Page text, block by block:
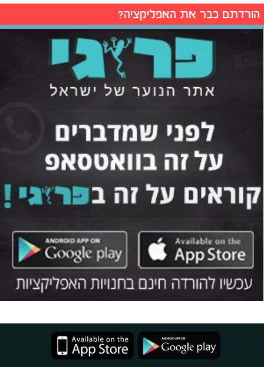
הורדתם כבר את האפליקציה?